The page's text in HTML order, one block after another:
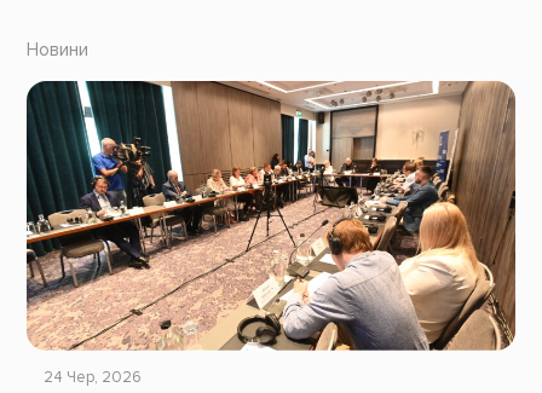
Новини
24 Чер, 2026